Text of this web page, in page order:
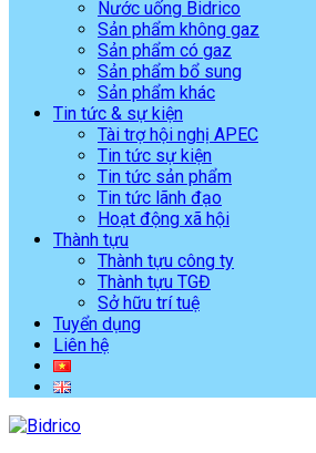
Nước uống Bidrico
Sản phẩm không gaz
Sản phẩm có gaz
Sản phẩm bổ sung
Sản phẩm khác
Tin tức & sự kiện
Tài trợ hội nghị APEC
Tin tức sự kiện
Tin tức sản phẩm
Tin tức lãnh đạo
Hoạt động xã hội
Thành tựu
Thành tựu công ty
Thành tựu TGĐ
Sở hữu trí tuệ
Tuyển dụng
Liên hệ